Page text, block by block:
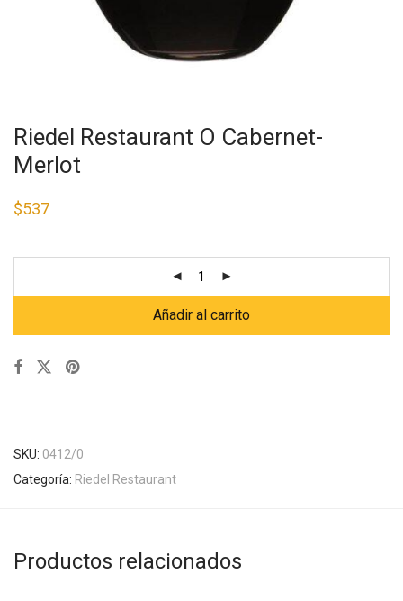
Riedel Restaurant O Cabernet-
Merlot
$537
Añadir al carrito
SKU: 0412/0
Categoría: Riedel Restaurant
Productos relacionados